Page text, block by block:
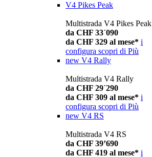
V4 Pikes Peak
Multistrada V4 Pikes Peak
da CHF 33´090
da CHF 329 al mese* i
configura scopri di Più
new V4 Rally
Multistrada V4 Rally
da CHF 29´290
da CHF 309 al mese* i
configura scopri di Più
new V4 RS
Multistrada V4 RS
da CHF 39’690
da CHF 419 al mese* i